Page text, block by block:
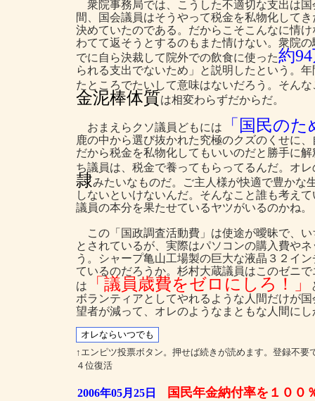
衆院事務局では、こうした不適切な支出は
間、国会議員はそうやって税金を私物化して
決めていたのである。だからこそこんなに情
わてて返そうとするのもまた情けない。衆院
でに自ら決裁して院外での飲食に使った約
られる支出でないため」と説明したという。
たところでたいして意味はないだろう。そん
金泥棒体質は相変わらずだからだ。
おまえらクソ議員どもには 「国民の
鹿の中から選び抜かれた究極のクズのくせに
だから税金を私物化してもいいのだと勝手に
ち議員は、税金で養ってもらってるんだ。オ
隷みたいなものだ。ご主人様が快適で豊かな
しないといけないんだ。そんなこと誰も考え
議員の本分を果たせているヤツがいるのかね。
この「国政調査活動費」は使途が曖昧で、
とされているが、実際はパソコンの購入費や
う。シャープ亀山工場製の巨大な液晶３２イ
ているのだろうか。杉村大蔵議員はこのゼニ
は
「議員歳費をゼロにしろ！」
ボランティアとしてやれるような人間だけが
望者が減って、オレのようなまともな人間に
↑エンピツ投票ボタン。押せば続きが読めます。登録不要
４位復活
2006年05月25日
国民年金納付率を１００